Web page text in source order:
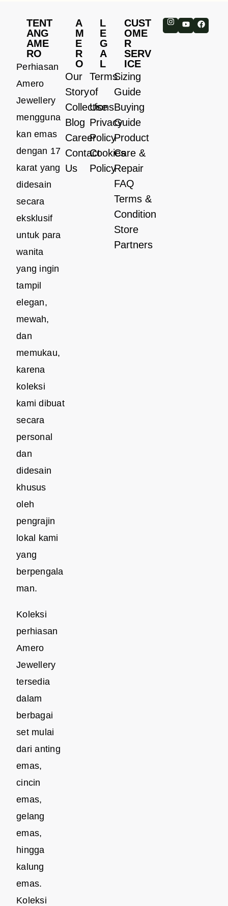
TENT
ANG
AME
RO
Perhiasan
Amero
Jewellery
mengguna
kan emas
dengan 17
karat yang
didesain
secara
eksklusif
untuk para
wanita
yang ingin
tampil
elegan,
mewah,
dan
memukau,
karena
koleksi
kami dibuat
secara
personal
dan
didesain
khusus
oleh
pengrajin
lokal kami
yang
berpengala
man.
Koleksi
perhiasan
Amero
Jewellery
tersedia
dalam
berbagai
set mulai
dari anting
emas,
cincin
emas,
gelang
emas,
hingga
kalung
emas.
Koleksi
A
M
E
R
O
Our
Story
Collections
Blog
Career
Contact
Us
L
E
G
A
L
Terms
of
Use
Privacy
Policy
Cookies
Policy
CUST
OME
R
SERV
ICE
Sizing
Guide
Buying
Guide
Product
Care &
Repair
FAQ
Terms &
Condition
Store
Partners